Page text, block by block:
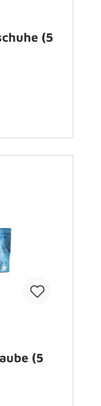
(5
(5